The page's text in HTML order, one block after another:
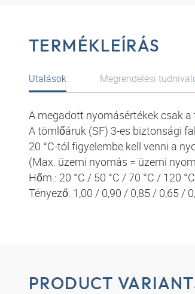
TERMÉKLEÍRÁS
Utalások
A megadott nyomásértékek csak
A tömlőáruk (SF) 3-es biztonsági
20 °C-tól figyelembe kell venni a
(Max. üzemi nyomás = üzemi
Hőm.: 20 °C / 50 °C / 70 °C / 120
Tényező: 1,00 / 0,90 / 0,85 / 0,65 /
Megrendelési
PRODUCT